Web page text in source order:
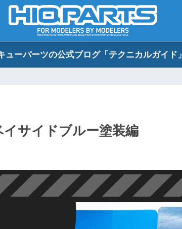
ューパーツの公式ブログ「テクニカルガイド」
サイドブルー塗装編